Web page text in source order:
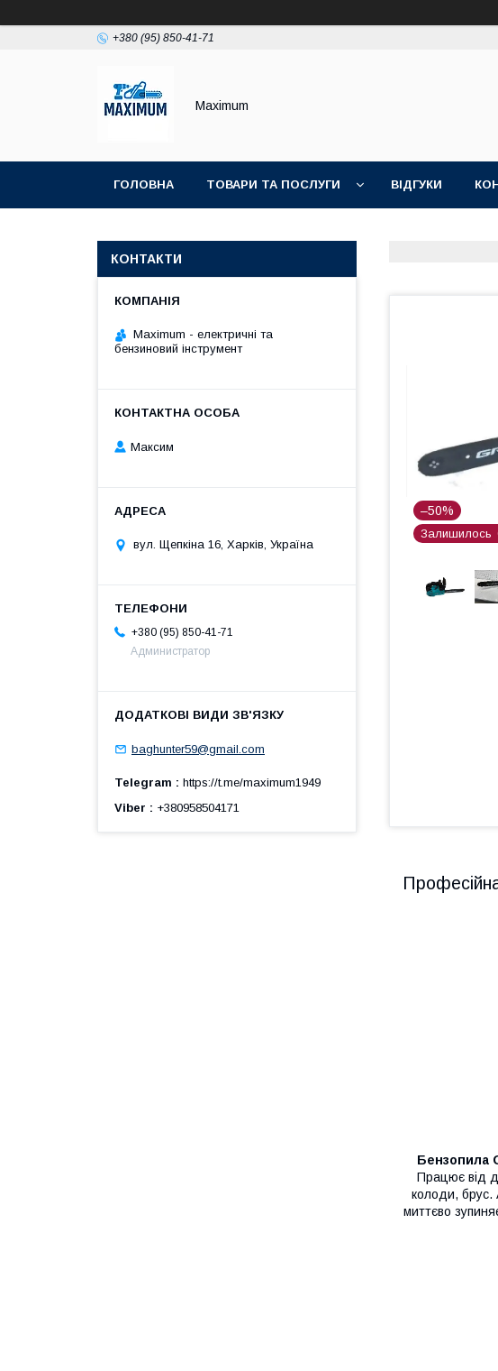
+380 (95) 850-41-71
Maximum
ГОЛОВНА ТОВАРИ ТА ПОСЛУГИ ВІДГУКИ
–50%
Залишилось
Бензопила
Працює від
колоди, брус.
миттєво
КОНТАКТИ
Maximum - електричні та
бензиновий інструмент
Максим
вул. Щепкіна 16, Харків, Україна
+380 (95) 850-41-71
Администратор
baghunter59@gmail.com
Telegram
https://t.me/maximum1949
Viber
+380958504171